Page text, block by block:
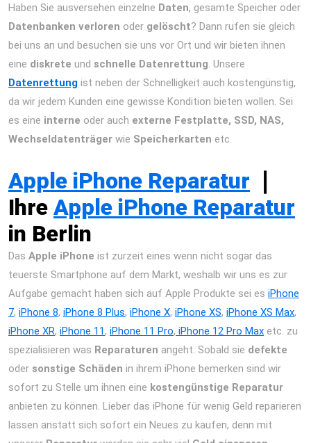
Haben Sie ausversehen einzelne Daten, gesamte Speicher oder
Datenbanken verloren oder gelöscht? Dann rufen sie gleich
bei uns an und besuchen sie uns vor Ort und wir bieten ihnen
eine diskrete und schnelle Datenrettung. Unsere
Datenrettung ist neben der Schnelligkeit auch kostengünstig,
da wir jedem Kunden eine gewisse Kondition bieten wollen. Sei
es eine interne oder auch externe Festplatte, SSD, NAS,
Wechseldatenträger wie Speicherkarten etc.
Apple iPhone Reparatur
Ihre Apple iPhone Reparatur
in Berlin
Das Apple iPhone ist zurzeit eines wenn nicht sogar das
teuerste Smartphone auf dem Markt, weshalb wir uns es zur
Aufgabe gemacht haben sich auf Apple Produkte sei es iPhone
7, iPhone 8, iPhone 8 Plus, iPhone X, iPhone XS, iPhone XS Max,
iPhone XR, iPhone 11, iPhone 11 Pro, iPhone 12 Pro Max etc. zu
spezialisieren was Reparaturen angeht. Sobald sie defekte
oder sonstige Schäden in ihrem iPhone bemerken sind wir
sofort zu Stelle um ihnen eine kostengünstige Reparatur
anbieten zu können. Lieber das iPhone für wenig Geld reparieren
lassen anstatt sich sofort ein Neues zu kaufen, denn mit